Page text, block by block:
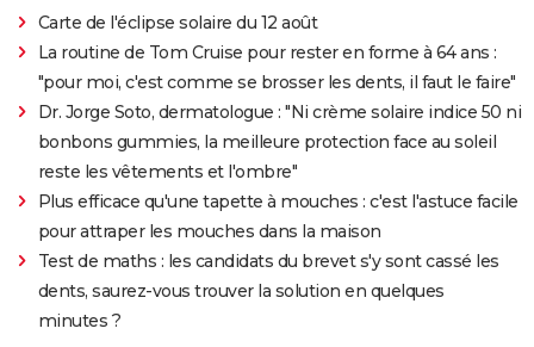
Carte de l'éclipse solaire du 12 août
La routine de Tom Cruise pour rester en forme à 64 ans :
"pour moi, c'est comme se brosser les dents, il faut le faire"
Dr. Jorge Soto, dermatologue : "Ni crème solaire indice 50 ni
bonbons gummies, la meilleure protection face au soleil
reste les vêtements et l'ombre"
Plus efficace qu'une tapette à mouches : c'est l'astuce facile
pour attraper les mouches dans la maison
Test de maths : les candidats du brevet s'y sont cassé les
dents, saurez-vous trouver la solution en quelques
minutes ?